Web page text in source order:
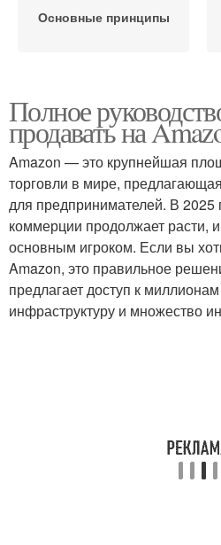
Основные принципы
Основные ошибки
Основные шаги
Полное
продавать на
Amazon — это крупнейшая
торговли в мире,
для предпринимателей. В 2025
коммерции продолжает расти,
основным игроком. Если вы
Amazon, это правильное
предлагает доступ к
инфраструктуру и множество